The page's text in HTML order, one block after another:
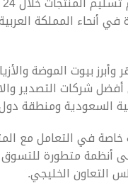
في أنحاء المملكة
بيوت الموضة
شركات التصدير
السعودية ومنطقة
خاصة في التعامل مع
متطورة للتسوق
التعاون الخليجي.